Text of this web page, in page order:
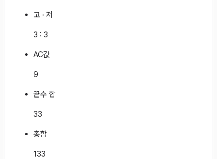
고 · 저
3 : 3
AC값
9
끝수 합
33
총합
133